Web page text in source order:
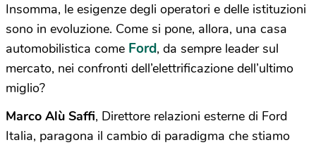
Insomma, le esigenze degli operatori e delle istituzioni
sono in evoluzione. Come si pone, allora, una casa
automobilistica come Ford, da sempre leader sul
mercato, nei confronti dell’elettrificazione dell’ultimo
miglio?
Marco Alù Saffi, Direttore relazioni esterne di Ford
Italia, paragona il cambio di paradigma che stiamo